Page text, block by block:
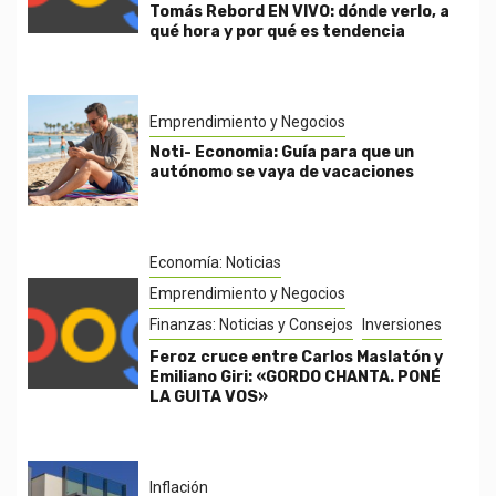
Tomás Rebord EN VIVO: dónde verlo, a
qué hora y por qué es tendencia
Emprendimiento y Negocios
Noti- Economia: Guía para que un
autónomo se vaya de vacaciones
Economía: Noticias
Emprendimiento y Negocios
Finanzas: Noticias y Consejos
Inversiones
Feroz cruce entre Carlos Maslatón y
Emiliano Giri: «GORDO CHANTA. PONÉ
LA GUITA VOS»
Inflación